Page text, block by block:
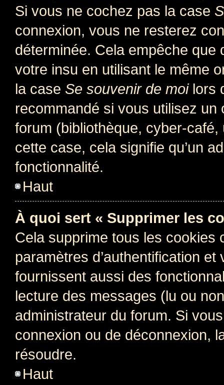
Si vous ne cochez pas la case
connexion, vous ne resterez
déterminée. Cela empêche que
votre insu en utilisant le même
la case Se souvenir de moilors
recommandé si vous utilisez
forum (bibliothèque, cyber-
cette case, cela signifie qu’un
fonctionnalité.
Haut
À quoi sert « Supprimer les
Cela supprime tous les cookies
paramètres d’authentification
fournissent aussi des
lecture des messages (lu ou
administrateur du forum. Si
connexion ou de déconnexion,
résoudre.
Haut